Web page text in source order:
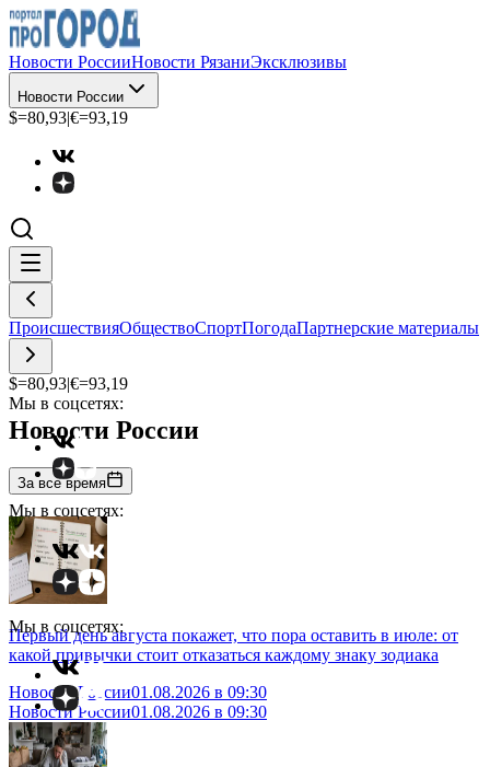
Новости РоссииНовости РязаниЭксклюзивы
Новости России
$=80,93|€=93,19
ПроисшествияОбществоСпортПогодаПартнерские материалы
$=80,93|€=93,19
Мы в соцсетях:
Мы в соцсетях:
Мы в соцсетях:
Новости России
За все время
Первый день августа покажет, что пора оставить в июле: от
какой привычки стоит отказаться каждому знаку зодиака
Новости России01.08.2026 в 09:30
Новости России01.08.2026 в 09:30